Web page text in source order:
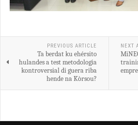
PREVIOUS ARTICLE
Ta berdat ku ehérsito
hulandes a test metodologia
kontroversial di guera riba
hende na Kòrsou?
NEXT